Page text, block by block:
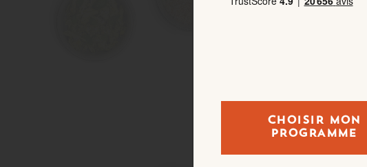
Pendant ce
légèrement
Servir la
Notes
Le couscous peut
CHOISIR MON
PROGRAMME